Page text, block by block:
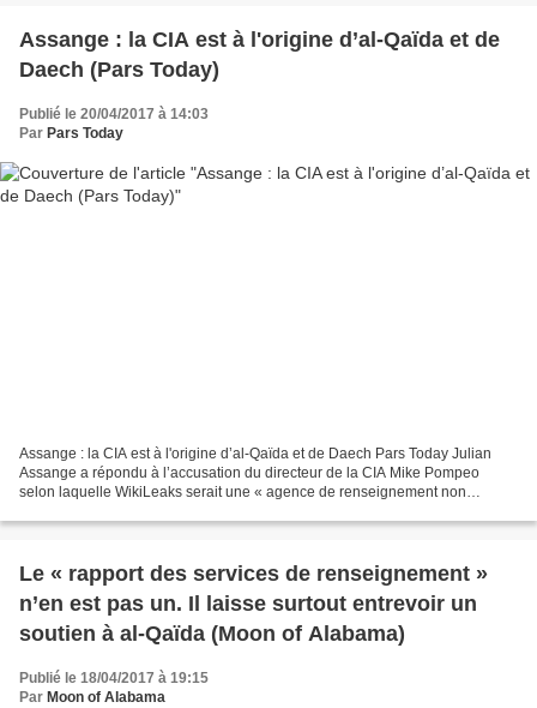
Assange : la CIA est à l'origine d’al-Qaïda et de
Daech (Pars Today)
Publié le 20/04/2017 à 14:03
Par Pars Today
Assange : la CIA est à l'origine d’al-Qaïda et de Daech Pars Today Julian
Assange a répondu à l’accusation du directeur de la CIA Mike Pompeo
selon laquelle WikiLeaks serait une « agence de renseignement non
Le « rapport des services de renseignement »
n’en est pas un. Il laisse surtout entrevoir un
soutien à al-Qaïda (Moon of Alabama)
Publié le 18/04/2017 à 19:15
Par Moon of Alabama